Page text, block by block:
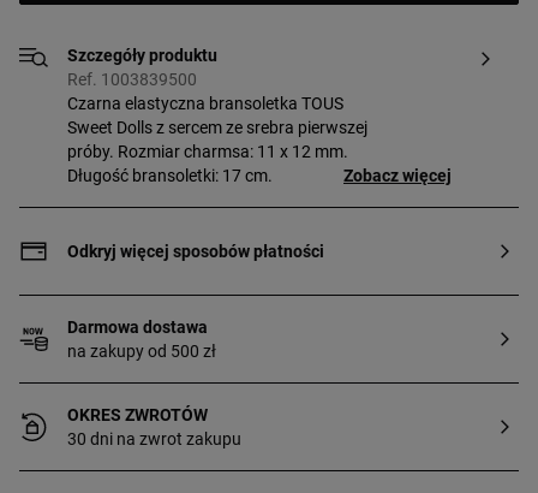
Szczegóły produktu
Ref. 1003839500
Czarna elastyczna bransoletka TOUS
Sweet Dolls z sercem ze srebra pierwszej
próby. Rozmiar charmsa: 11 x 12 mm.
Długość bransoletki: 17 cm.
Zobacz więcej
Odkryj więcej sposobów płatności
Darmowa dostawa
na zakupy od 500 zł
OKRES ZWROTÓW
30 dni na zwrot zakupu